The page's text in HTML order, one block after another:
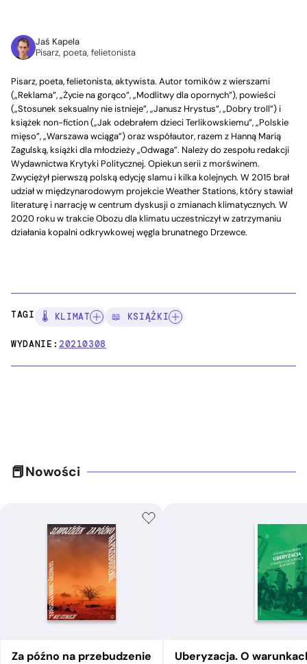
Jaś Kapela
Pisarz, poeta, felietonista
Pisarz, poeta, felietonista, aktywista. Autor tomików z wierszami
(„Reklama”, „Życie na gorąco”, „Modlitwy dla opornych”), powieści
(„Stosunek seksualny nie istnieje”, „Janusz Hrystus”, „Dobry troll”) i
książek non-fiction („Jak odebrałem dzieci Terlikowskiemu”, „Polskie
mięso”, „Warszawa wciąga”) oraz współautor, razem z Hanną Marią
Zagulską, książki dla młodzieży „Odwaga”. Należy do zespołu redakcji
Wydawnictwa Krytyki Politycznej. Opiekun serii z morświnem.
Zwyciężył pierwszą polską edycję slamu i kilka kolejnych. W 2015 brał
udział w międzynarodowym projekcie Weather Stations, który stawiał
literaturę i narrację w centrum dyskusji o zmianach klimatycznych. W
2020 roku w trakcie Obozu dla klimatu uczestniczył w zatrzymaniu
działania kopalni odkrywkowej węgla brunatnego Drzewce.
TAGI: 🌡️ KLIMAT 📖 KSIĄŻKI
WYDANIE:20210308
Nowości
Za późno na przebudzenie Uberyzacja. O